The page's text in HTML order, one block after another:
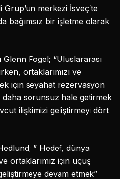
merkezi İsveç’te
bağımsız bir işletme olarak
Glenn Fogel; “Uluslararası
ortaklarımızı ve
için seyahat rezervasyon
sorunsuz hale getirmek
ilişkimizi geliştirmeyi dört
” Hedef, dünya
ortaklarımız için uçuş
devam etmek”